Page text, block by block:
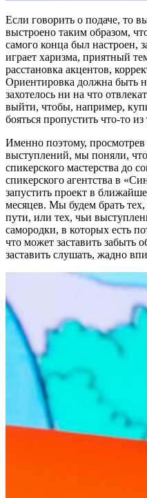
Если говорить о подаче, то
выстроено таким образом,
самого конца был настроен,
играет харизма, приятный
расстановка акцентов,
Ориентировка должна быть
захотелось ни на что
выйти, чтобы, например,
бояться пропустить что-то
Именно поэтому, просмотрев
выступлений, мы поняли,
спикерского мастерства до
спикерского агентства в
запустить проект в
месяцев. Мы будем брать тех,
пути, или тех, чьи
самородки, в которых есть
что может заставить забыть
заставить слушать, жадно